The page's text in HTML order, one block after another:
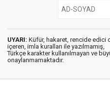
UYARI: Küfür, hakaret, rencide edici
içeren, imla kuralları ile yazılmamış,
Türkçe karakter kullanılmayan ve
onaylanmamaktadır.